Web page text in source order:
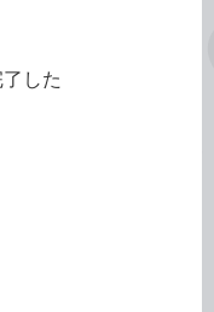
した